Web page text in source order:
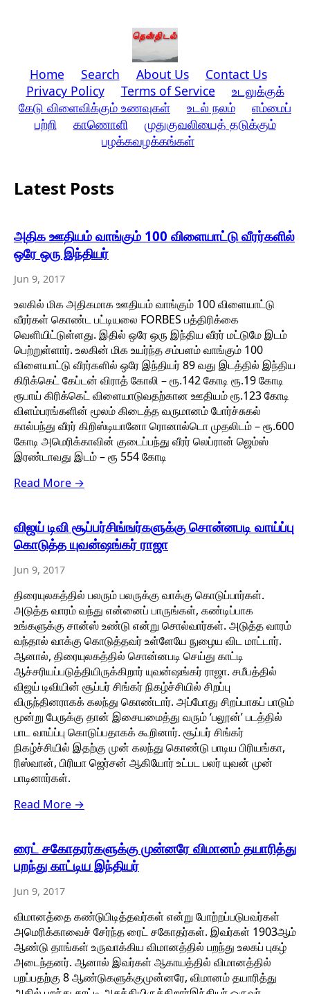
Home Search About Us
Contact Us
Privacy Policy
Terms of Service
உடலுக்குக்
கேடு விளைவிக்கும் உணவுகள்
உடல் நலம்
எம்மைப்
பற்றி
காணொளி
முதுகுவலியைத் தடுக்கும்
பழக்கவழக்கங்கள்
Latest Posts
அதிக ஊதியம் வாங்கும் 100 விளையாட்டு வீரர்களில்
ஒரே ஒரு இந்தியர்
Jun 9, 2017
உலகில் மிக அதிகமாக ஊதியம் வாங்கும் 100 விளையாட்டு
வீரர்கள் கொண்ட பட்டியலை FORBES பத்திரிக்கை
வெளியிட்டுள்ளது. இதில் ஒரே ஒரு இந்திய வீரர் மட்டுமே இடம்
பெற்றுள்ளார். உலகின் மிக உயர்ந்த சம்பளம் வாங்கும் 100
விளையாட்டு வீரர்களில் ஒரே இந்தியர் 89 வது இடத்தில் இந்திய
கிரிக்கெட் கேப்டன் விராத் கோலி – ரூ.142 கோடி ரூ.19 கோடி
ரூபாய் கிரிக்கெட் விளையாடுவதற்கான ஊதியம் ரூ.123 கோடி
விளம்பரங்களின் மூலம் கிடைத்த வருமானம் போர்ச்சுகல்
கால்பந்து வீரர் கிறிஸ்டியானோ ரொனால்டொ முதலிடம் – ரூ.600
கோடி அமெரிக்காவின் குடைப்பந்து வீரர் லெப்ரான் ஜெம்ஸ்
இரண்டாவது இடம் – ரூ 554 கோடி
Read More →
விஜய் டிவி சூப்பர்சிங்ஙர்களுக்கு சொன்னபடி வாய்ப்பு
கொடுத்த யுவன்ஷங்கர் ராஜா
Jun 9, 2017
திரையுலகத்தில் பலரும் பலருக்கு வாக்கு கொடுப்பார்கள்.
அடுத்த வாரம் வந்து என்னைப் பாருங்கள், கண்டிப்பாக
உங்களுக்கு சான்ஸ் உண்டு என்று சொல்வார்கள். அடுத்த வாரம்
வந்தால் வாக்கு கொடுத்தவர் உள்ளேயே நுழைய விட மாட்டார்.
ஆனால், திரையுலகத்தில் சொன்னபடி செய்து காட்டி
ஆச்சரியப்படுத்தியிருக்கிறார் யுவன்ஷங்கர் ராஜா. சமீபத்தில்
விஜய் டிவியின் சூப்பர் சிங்கர் நிகழ்ச்சியில் சிறப்பு
விருந்தினராகக் கலந்து கொண்டார். அப்போது சிறப்பாகப் பாடும்
மூன்று பேருக்கு தான் இசையமைத்து வரும் ‘பலூன்’ படத்தில்
பாட வாய்ப்பு கொடுப்பதாகக் கூறினார். சூப்பர் சிங்கர்
நிகழ்ச்சியில் இதற்கு முன் கலந்து கொண்டு பாடிய பிரியங்கா,
ரிஸ்வான், பிரியா ஜெர்சன் ஆகியோர் உட்பட பலர் யுவன் முன்
பாடினார்கள்.
Read More →
ரைட் சகோதரர்களுக்கு முன்னரே விமானம் தயாரித்து
பறந்து காட்டிய இந்தியர்
Jun 9, 2017
விமானத்தை கண்டுபிடித்தவர்கள் என்று போற்றப்படுபவர்கள்
அமெரிக்காவைச் சேர்ந்த ரைட் சகோதர்கள். இவர்கள் 1903ஆம்
ஆண்டு தாங்கள் உருவாக்கிய விமானத்தில் பறந்து உலகப் புகழ்
அடைந்தனர். ஆனால் இவர்கள் ஆகாயத்தில் விமானத்தில்
பறப்பதற்கு 8 ஆண்டுகளுக்குமுன்னரே, விமானம் தயாரித்து